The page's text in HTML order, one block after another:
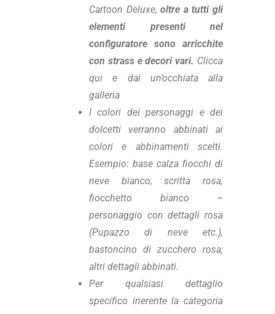
Cartoon Deluxe,oltre a tutti gli
elementi presenti nel
configuratore sono arricchite
con strass e decori vari. Clicca
qui e dai un’occhiata alla
galleria
I colori dei personaggi e dei
dolcetti verranno abbinati ai
colori e abbinamenti scelti.
Esempio: base calza fiocchi di
neve bianco, scritta rosa,
fiocchetto bianco –
personaggio con dettagli rosa
(Pupazzo di neve etc.),
bastoncino di zucchero rosa;
altri dettagli abbinati.
Per qualsiasi dettaglio
specifico inerente la categoria